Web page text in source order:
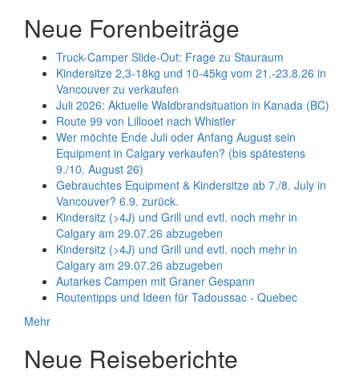
Neue Forenbeiträge
Truck-Camper Slide-Out: Frage zu Stauraum
Kindersitze 2,3-18kg und 10-45kg vom 21.-23.8.26 in
Vancouver zu verkaufen
Juli 2026: Aktuelle Waldbrandsituation in Kanada (BC)
Route 99 von Lillooet nach Whistler
Wer möchte Ende Juli oder Anfang August sein
Equipment in Calgary verkaufen? (bis spätestens
9./10. August 26)
Gebrauchtes Equipment & Kindersitze ab 7./8. July in
Vancouver? 6.9. zurück.
Kindersitz (>4J) und Grill und evtl. noch mehr in
Calgary am 29.07.26 abzugeben
Kindersitz (>4J) und Grill und evtl. noch mehr in
Calgary am 29.07.26 abzugeben
Autarkes Campen mit Graner Gespann
Routentipps und Ideen für Tadoussac - Quebec
Mehr
Neue Reiseberichte